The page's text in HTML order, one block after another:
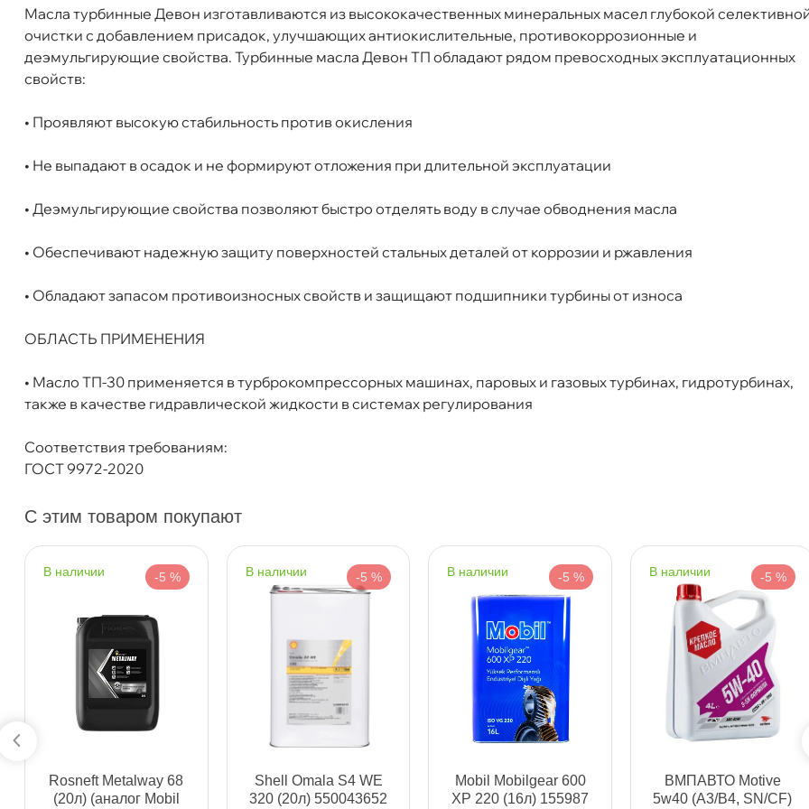
Масла турбинные Девон изготавливаются из высококачественных минеральных масел глубокой
очистки с добавлением присадок, улучшающих антиокислительные, противокоррозионные и
деэмульгирующие свойства. Турбинные масла Девон ТП обладают рядом превосходных эксплуатационных
свойств:
• Проявляют высокую стабильность против окисления
• Не выпадают в осадок и не формируют отложения при длительной эксплуатации
• Деэмульгирующие свойства позволяют быстро отделять воду в случае обводнения масла
• Обеспечивают надежную защиту поверхностей стальных деталей от коррозии и ржавления
• Обладают запасом противоизносных свойств и защищают подшипники турбины от износа
ОБЛАСТЬ ПРИМЕНЕНИЯ
• Масло ТП-30 применяется в турброкомпрессорных машинах, паровых и газовых турбинах, гидротурбинах,
также в качестве гидравлической жидкости в системах регулирования
Соответствия требованиям:
ГОСТ 9972-2020
язкость
ISO 98
Бренд
Девон
Тип масла
Минеральное
Спецификации
Артикул
338662493
С этим товаром покупают
наличии -5 %
Rosneft Metalway 68
(20л) (аналог Mobil
наличии -5 %
Shell Omala S4 WE
320 (20л) 550043652
наличии -5 %
Mobil Mobilgear 600
XP 220 (16л) 155987
наличии -5 %
МПАВТО Motive
5w40 (A3/B4, SN/CF)
Девон ТП-30 (180кг) 338662493
Самовывоз Сегодня
Пн-Пт09.30 - 19.00
Сегодня, бесплатно
Богатырский пр. 12
10:00 – 21:00
н. Обводного канала 115
0 шт